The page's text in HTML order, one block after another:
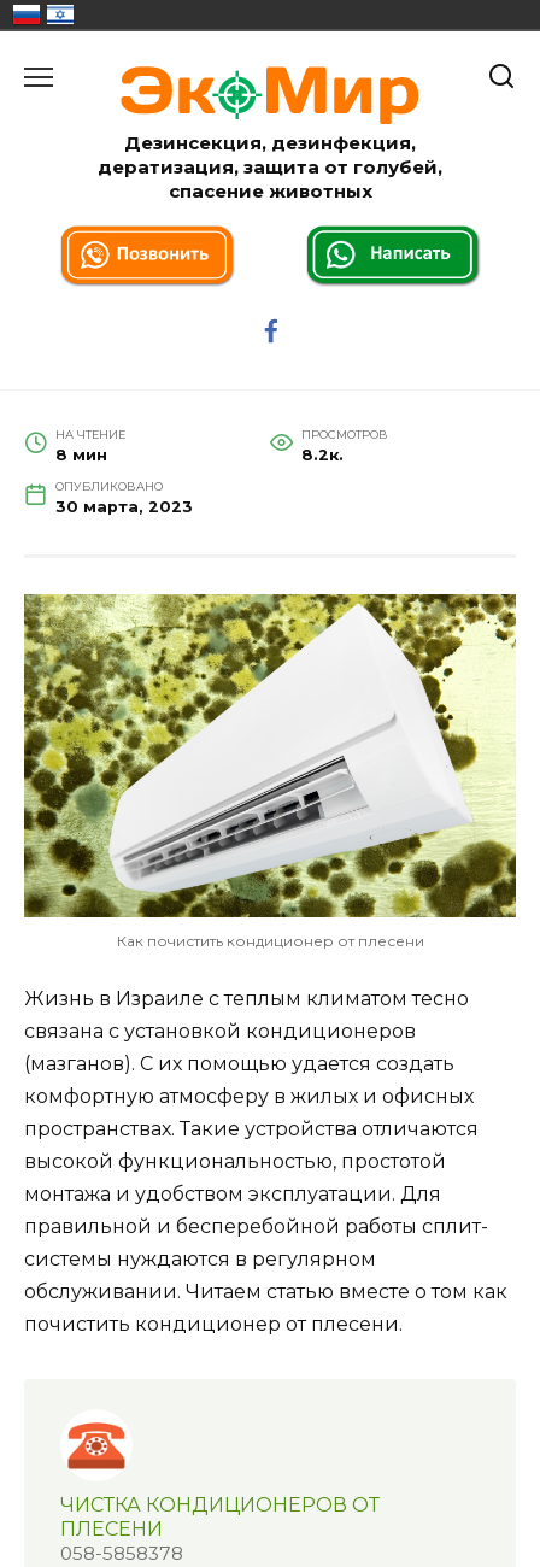
содержанию
Дезинсекция, дезинфекция,
дератизация, защита от голубей,
спасение животных
НА ЧТЕНИЕ
8 мин
ПРОСМОТРОВ
8.2к.
ОПУБЛИКОВАНО
30 марта, 2023
Как почистить кондиционер от плесени
Жизнь в Израиле с теплым климатом тесно
связана с установкой кондиционеров
(мазганов). С их помощью удается создать
комфортную атмосферу в жилых и офисных
пространствах. Такие устройства отличаются
высокой функциональностью, простотой
монтажа и удобством эксплуатации. Для
правильной и бесперебойной работы сплит-
системы нуждаются в регулярном
обслуживании. Читаем статью вместе о том как
почистить кондиционер от плесени.
ЧИСТКА КОНДИЦИОНЕРОВ ОТ
ПЛЕСЕНИ
058-5858378